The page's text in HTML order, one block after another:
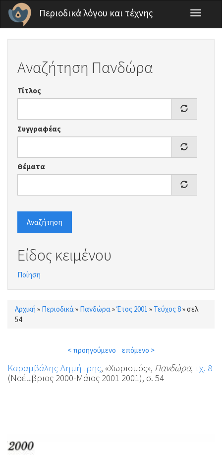
Παράκαμψη προς το κυρίως περιεχόμενο
Περιοδικά λόγου και τέχνης
Toggle
Αναζήτηση Πανδώρα
Τίτλος
Συγγραφέας
Θέματα
Αναζήτηση
Είδος κειμένου
Ποίηση
Είστε εδώ
Αρχική » Περιοδικά » Πανδώρα »Έτος 2001 » Τεύχος 8»σελ.
54
< προηγούμενο επόμενο >
Καραμβάλης Δημήτρης, «Χωρισμός», Πανδώρα, τχ. 8
(Νοέμβριος 2000-Μάιος 2001 2001), σ. 54